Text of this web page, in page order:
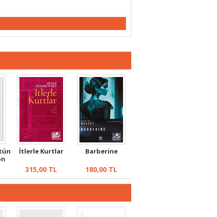
İtlerle Kurtlar
315,00 TL
Barberine
180,00 TL